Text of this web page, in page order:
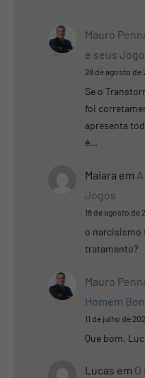
Mauro
e seus
28 de agosto de
Se o
foi
apresenta
é…
Maiara em
Jogos
18 de agosto de
o narcisismo
tratamento?
Mauro
Homem
11 de julho de
Que bom,
Lucas em